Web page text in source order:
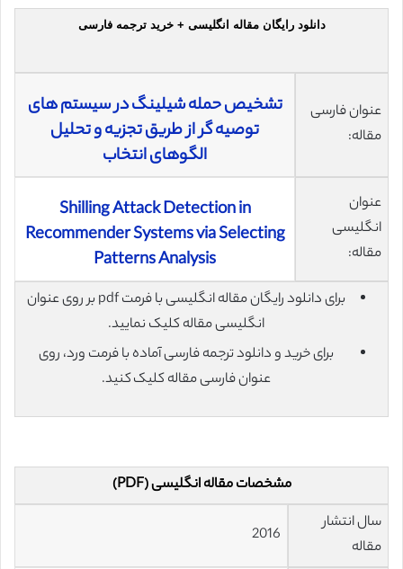
دانلود رایگان مقاله انگلیسی + خرید ترجمه فارسی
عنوان فارسی
مقاله:
تشخیص حمله شیلینگ در سیستم های
توصیه گر از طریق تجزیه و تحلیل
الگوهای انتخاب
عنوان
انگلیسی
مقاله:
Shilling Attack Detection in
Recommender Systems via Selecting
Patterns Analysis
برای دانلود رایگان مقاله انگلیسی با فرمت pdf بر روی عنوان
انگلیسی مقاله کلیک نمایید.
برای خرید و دانلود ترجمه فارسی آماده با فرمت ورد، روی
عنوان فارسی مقاله کلیک کنید.
مشخصات مقاله انگلیسی (PDF)
سال انتشار
مقاله
2016